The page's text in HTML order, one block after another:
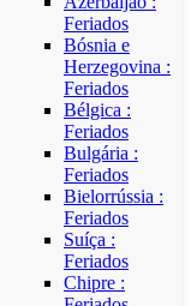
Feriados
Bósnia e
Herzegovina :
Feriados
Bélgica :
Feriados
Bulgária :
Feriados
Bielorrússia :
Feriados
Suíça :
Feriados
Chipre :